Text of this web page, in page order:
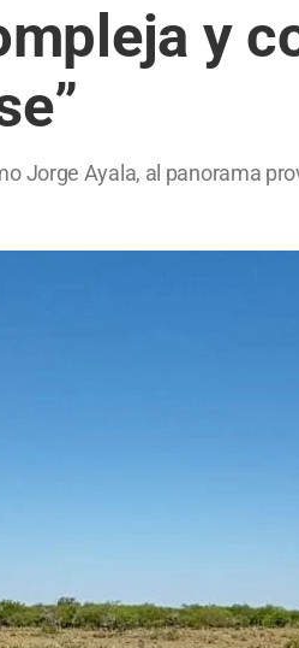
y
Jorge Ayala, al panorama